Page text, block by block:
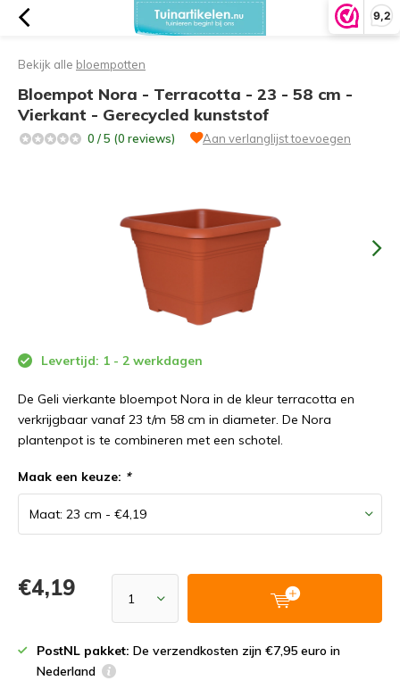
9,2
Bekijk alle bloempotten
Bloempot Nora - Terracotta - 23 - 58 cm -
Vierkant - Gerecycled kunststof
0 / 5 (0 reviews) Aan verlanglijst toevoegen
Levertijd: 1 - 2 werkdagen
De Geli vierkante bloempot Nora in de kleur terracotta en
verkrijgbaar vanaf 23 t/m 58 cm in diameter. De Nora
plantenpot is te combineren met een schotel.
Maak een keuze: *
€4,19
PostNL pakket: De verzendkosten zijn €7,95 euro in
Nederland